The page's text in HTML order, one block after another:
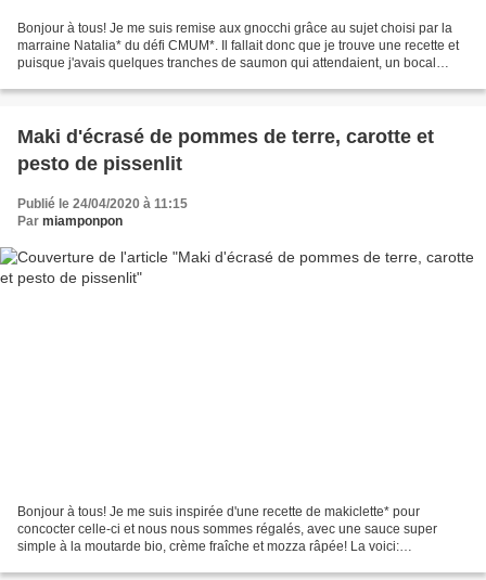
Bonjour à tous! Je me suis remise aux gnocchi grâce au sujet choisi par la
marraine Natalia* du défi CMUM*. Il fallait donc que je trouve une recette et
puisque j'avais quelques tranches de saumon qui attendaient, un bocal
Maki d'écrasé de pommes de terre, carotte et
pesto de pissenlit
Publié le 24/04/2020 à 11:15
Par miamponpon
Bonjour à tous! Je me suis inspirée d'une recette de makiclette* pour
concocter celle-ci et nous nous sommes régalés, avec une sauce super
simple à la moutarde bio, crème fraîche et mozza râpée! La voici: